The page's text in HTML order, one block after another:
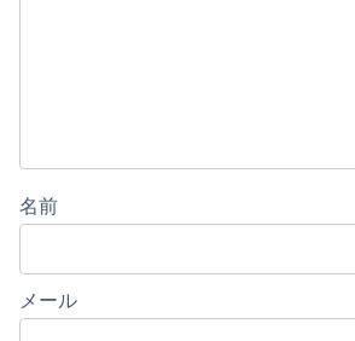
名前
メール